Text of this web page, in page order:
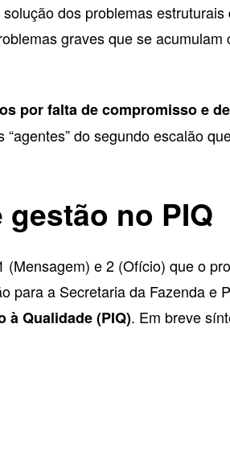
dos problemas
graves que se acumulam
por falta de compromisso e
do segundo escalão
no PIQ
e 2 (Ofício) que o
para a Secretaria da Fazenda e
à Qualidade (PIQ). Em breve